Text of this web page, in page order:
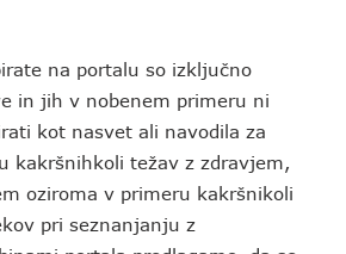
na portalu so izključno
in jih v nobenem primeru ni
kot nasvet ali navodila za
kakršnihkoli težav z zdravjem,
oziroma v primeru kakršnikoli
pri seznanjanju z